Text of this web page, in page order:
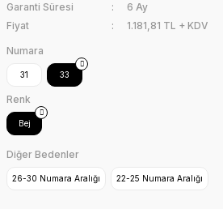
Garanti Süresi
6 Ay
Fiyat
1.181,81 TL + KDV
Numara
31 33
Renk
Bej
Diğer Bedenler
26-30 Numara Aralığı 22-25 Numara Aralığı